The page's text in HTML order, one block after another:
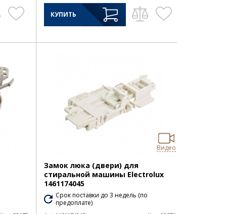
КУПИТЬ
Замок люка (двери) для
стиральной машины Electrolux
1461174045
Видео
Срок поставки до 3 недель (по
предоплате)